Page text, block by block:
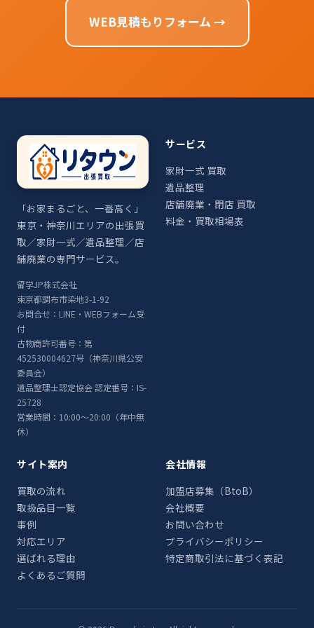
WEB見積もりフォーム →
「お家まるごと、一番高く」
東京・神奈川エリアの出張買
取／家財一式／遺品整理／店
舗廃業の専門サービス。
留学JP株式会社
東京都調布市染地3-1-92
お問合せ：LINE・WEBフォーム受
付
古物商許可番号：第
452530004627号（神奈川県公安
委員会）
遺品整理士認定協会 認定番号：IS-
25728
営業時間：10:00〜20:00（年中無
休）
サービス
家財一式 買取
遺品整理
店舗廃業・閉店 買取
料金・買取相場表
サイト案内
買取の流れ
取扱品目一覧
事例
対応エリア
選ばれる理由
よくあるご質問
会社情報
加盟店募集（BtoB）
会社概要
お問い合わせ
プライバシーポリシー
特定商取引法に基づく表記